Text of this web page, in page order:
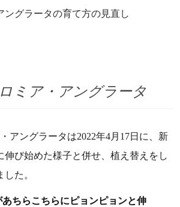
ングラータの育て方の見直し
ミア・アングラータ
アングラータは2022年4月17日に、新
伸び始めた様子と併せ、植え替えをし
た。
あちらこちらにピョンピョンと伸